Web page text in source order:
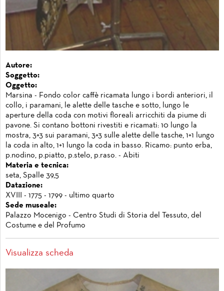
Autore:
Soggetto:
Oggetto:
Marsina - Fondo color caffè ricamata lungo i bordi anteriori, il
collo, i paramani, le alette delle tasche e sotto, lungo le
aperture della coda con motivi floreali arricchiti da piume di
pavone. Si contano bottoni rivestiti e ricamati: 10 lungo la
mostra, 3+3 sui paramani, 3+3 sulle alette delle tasche, 1+1 lungo
la coda in alto, 1+1 lungo la coda in basso. Ricamo: punto erba,
p.nodino, p.piatto, p.stelo, p.raso. - Abiti
Materia e tecnica:
seta, Spalle 39,5
Datazione:
XVIII - 1775 - 1799 - ultimo quarto
Sede museale:
Palazzo Mocenigo - Centro Studi di Storia del Tessuto, del
Costume e del Profumo
Visualizza scheda